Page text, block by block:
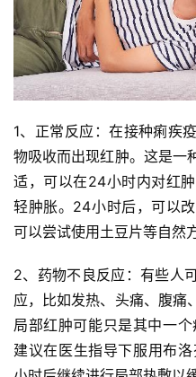
1、正常反应：在接种痢疾
物吸收而出现红肿。这是一
适，可以在24小时内对红
轻肿胀。24小时后，可以
可以尝试使用土豆片等自然
2、药物不良反应：有些人
应，比如发热、头痛、腹痛
局部红肿可能只是其中一个
建议在医生指导下服用布